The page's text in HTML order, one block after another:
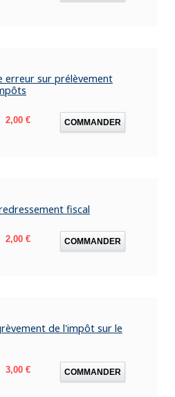
erreur sur prélèvement
Prix
2,00 € COMMANDER
fiscal
Prix
2,00 € COMMANDER
de l'impôt sur le
Prix
3,00 € COMMANDER